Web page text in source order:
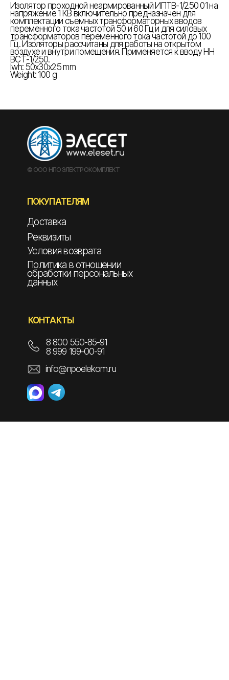
Изолятор проходной неармированный ИПТВ-1/250 01 на
напряжение 1 КВ включительно предназначен для
комплектации съемных трансформаторных вводов
переменного тока частотой 50 и 60 Гц и для силовых
трансформаторов переменного тока частотой до 100
Гц. Изоляторы рассчитаны для работы на открытом
воздухе и внутри помещения. Применяется к вводу НН
ВСТ-1/250.
lwh: 50x30x25 mm
Weight: 100 g
© ООО НПО ЭЛЕКТРОКОМПЛЕКТ
ПОКУПАТЕЛЯМ
Доставка
Реквизиты
Условия возврата
Политика в отношении
обработки персональных
данных
КОНТАКТЫ
info@npoelekom.ru
8 800 550-85-91
8 999 199-00-91